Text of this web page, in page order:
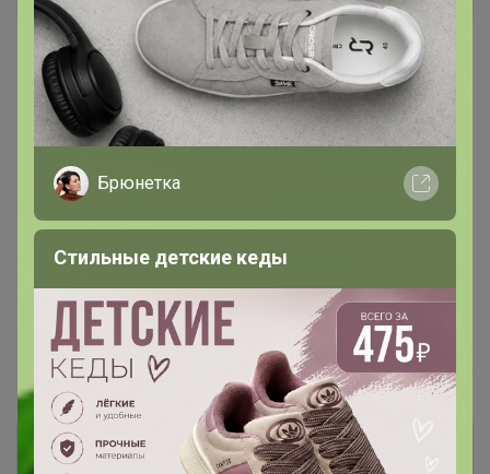
Цены остаются прежние!
Показаны записи1-4из4.
Брюнетка
Стильные детские кеды